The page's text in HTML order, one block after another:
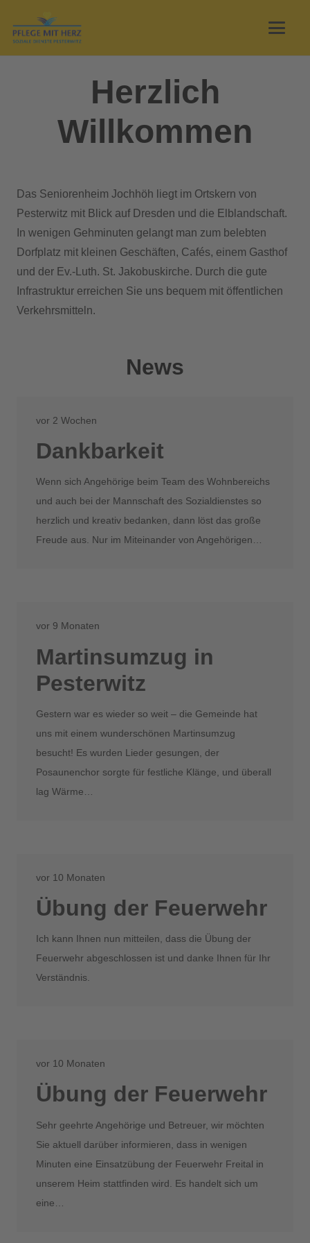
Herzlich
Willkommen
Das Seniorenheim Jochhöh liegt im Ortskern von
Pesterwitz mit Blick auf Dresden und die Elblandschaft.
In wenigen Gehminuten gelangt man zum belebten
Dorfplatz mit kleinen Geschäften, Cafés, einem Gasthof
und der Ev.-Luth. St. Jakobuskirche. Durch die gute
Infrastruktur erreichen Sie uns bequem mit öffentlichen
Verkehrsmitteln.
News
vor 2 Wochen
Dankbarkeit
Wenn sich Angehörige beim Team des Wohnbereichs
und auch bei der Mannschaft des Sozialdienstes so
herzlich und kreativ bedanken, dann löst das große
Freude aus. Nur im Miteinander von Angehörigen…
vor 9 Monaten
Martinsumzug in
Pesterwitz
Gestern war es wieder so weit – die Gemeinde hat
uns mit einem wunderschönen Martinsumzug
besucht! Es wurden Lieder gesungen, der
Posaunenchor sorgte für festliche Klänge, und überall
lag Wärme…
vor 10 Monaten
Übung der Feuerwehr
Ich kann Ihnen nun mitteilen, dass die Übung der
Feuerwehr abgeschlossen ist und danke Ihnen für Ihr
Verständnis.
vor 10 Monaten
Übung der Feuerwehr
Sehr geehrte Angehörige und Betreuer, wir möchten
Sie aktuell darüber informieren, dass in wenigen
Minuten eine Einsatzübung der Feuerwehr Freital in
unserem Heim stattfinden wird. Es handelt sich um
eine…